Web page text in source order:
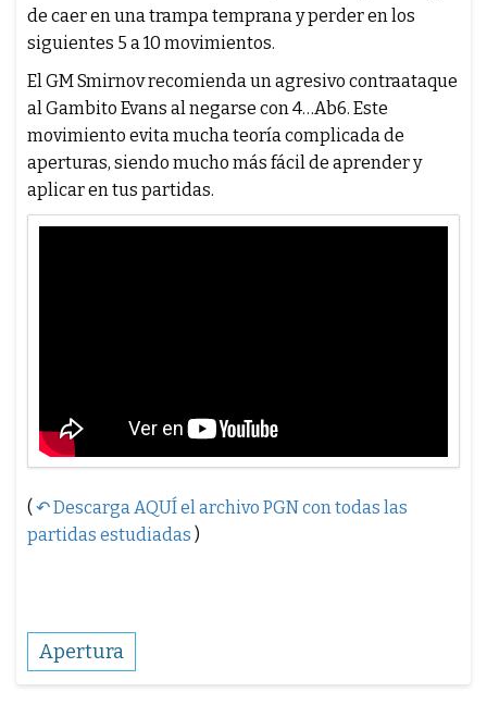
de caer en una trampa temprana y perder en los
siguientes 5 a 10 movimientos.
El GM Smirnov recomienda un agresivo contraataque
al Gambito Evans al negarse con 4…Ab6. Este
movimiento evita mucha teoría complicada de
aperturas, siendo mucho más fácil de aprender y
aplicar en tus partidas.
( ↶ Descarga AQUÍ el archivo PGN con todas las
partidas estudiadas )
Apertura